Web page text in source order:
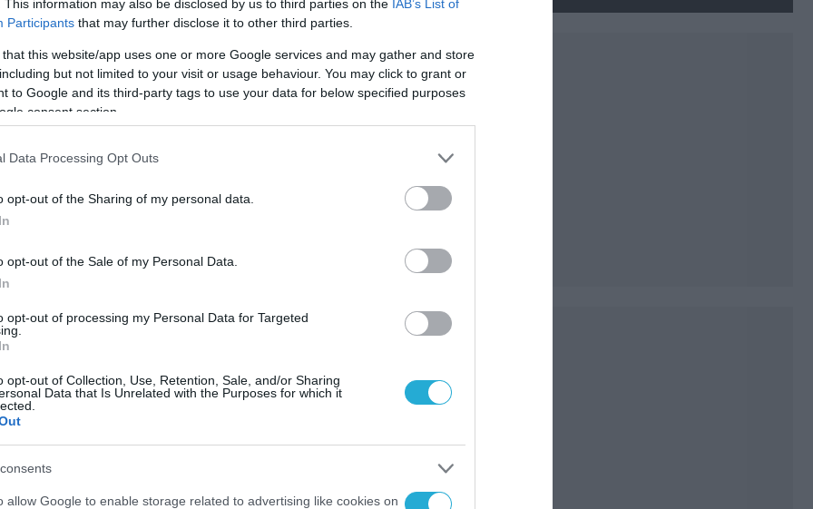
This information may also be disclosed by us to third parties on the IAB’s List of
Participants that may further disclose it to other third parties.
that this website/app uses one or more Google services and may gather and store
but not limited to your visit or usage behaviour. You may click to grant or
to Google and its third-party tags to use your data for below specified purposes
consent section.
Data Processing Opt Outs
opt-out of the Sharing of my personal data.
opt-out of the Sale of my Personal Data.
opt-out of processing my Personal Data for Targeted
opt-out of Collection, Use, Retention, Sale, and/or Sharing
Data that Is Unrelated with the Purposes for which it
allow Google to enable storage related to advertising like cookies on
fleet oil tanker off Crimea this morning.
FM31XPcueV
Intel (@Osint613)July 8, 2026
δεν είναι το πρώτο στην συγκεκριμένη
έχουν στείλει τα USVs για να
που ανήκουν στον σκιώδη – ή και
στο νοσοκομείο, μετά το πλήγμα με
μη επανδρωμένο όχημα.
τον Ιούλιο